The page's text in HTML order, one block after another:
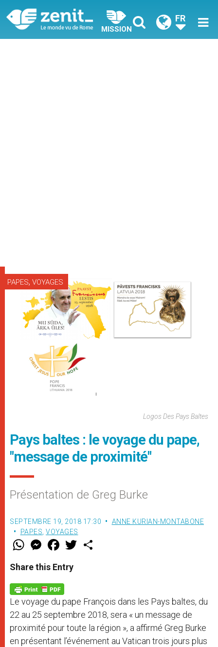
MISSION
FR
PAPES, VOYAGES
Logos Des Pays Baltes
Pays baltes : le voyage du pape,
"message de proximité"
Présentation de Greg Burke
SEPTEMBRE 19, 2018 17:30
ANNE KURIAN-MONTABONE
PAPES, VOYAGES
W
t
s
p
p
M
e
s
e
g
e
r
F
a
e
b
o
k
w
Share this Entry
Le voyage du pape François dans les Pays baltes, du
22 au 25 septembre 2018, sera « un message de
proximité pour toute la région », a affirmé Greg Burke
en présentant l’événement au Vatican trois jours plus